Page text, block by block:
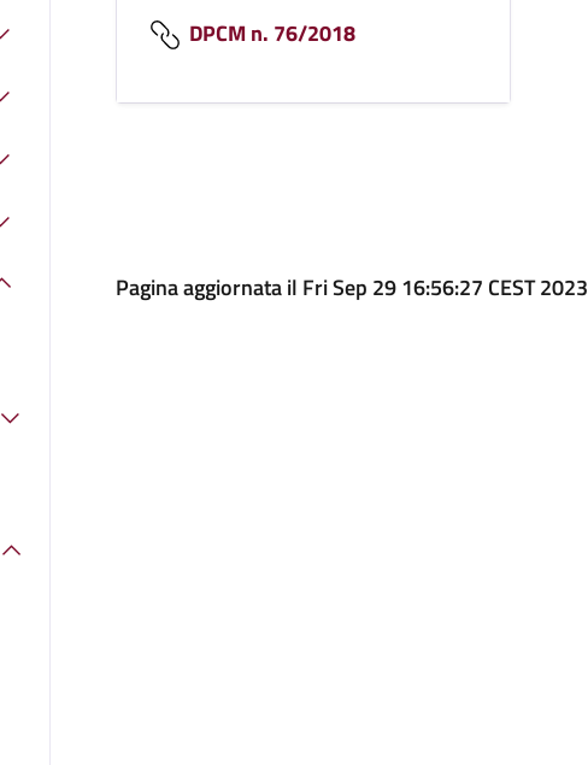
DPCM n. 76/2018
Pagina aggiornata il Fri Sep 29 16:56:27 CEST 2023